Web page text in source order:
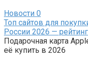
Новости 0
Топ сайтов для
России 2026 —
Подарочная карта
её купить в 2026